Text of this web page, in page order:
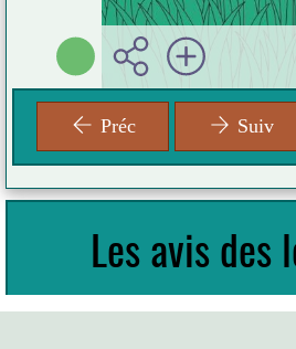
Préc Suiv
Les avis des